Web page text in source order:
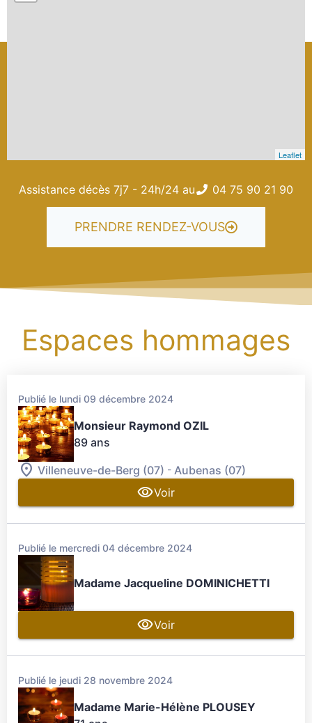
Leaflet
Assistance décès 7j7 - 24h/24 au 04 75 90 21 90
PRENDRE RENDEZ-VOUS
Espaces hommages
Publié le lundi 09 décembre 2024
Monsieur Raymond OZIL
89 ans
Villeneuve-de-Berg (07) - Aubenas (07)
Voir
Publié le mercredi 04 décembre 2024
Madame Jacqueline DOMINICHETTI
Voir
Publié le jeudi 28 novembre 2024
Madame Marie-Hélène PLOUSEY